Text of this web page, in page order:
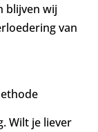
blijven wij
van
Wilt je liever